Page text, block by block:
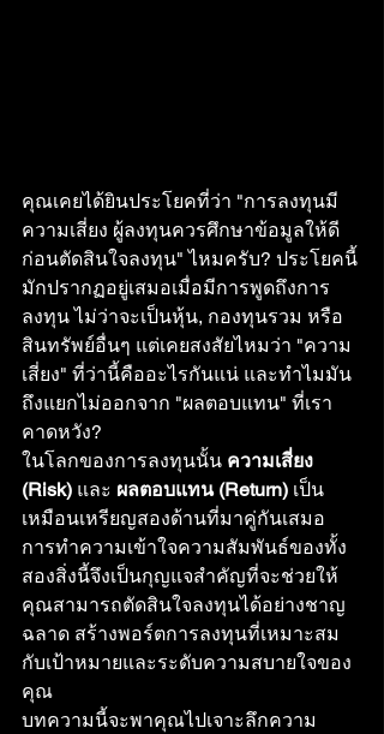
คุณเคยได้ยินประโยคที่ว่า "การลงทุนมี
ความเสี่ยง ผู้ลงทุนควรศึกษาข้อมูลให้ดี
ก่อนตัดสินใจลงทุน" ไหมครับ? ประโยคนี้
มักปรากฏอยู่เสมอเมื่อมีการพูดถึงการ
ลงทุน ไม่ว่าจะเป็นหุ้น, กองทุนรวม หรือ
สินทรัพย์อื่นๆ แต่เคยสงสัยไหมว่า "ความ
เสี่ยง" ที่ว่านี้คืออะไรกันแน่ และทำไมมัน
ถึงแยกไม่ออกจาก "ผลตอบแทน" ที่เรา
คาดหวัง?
ในโลกของการลงทุนนั้น ความเสี่ยง
(Risk) และ ผลตอบแทน (Return) เป็น
เหมือนเหรียญสองด้านที่มาคู่กันเสมอ
การทำความเข้าใจความสัมพันธ์ของทั้ง
สองสิ่งนี้จึงเป็นกุญแจสำคัญที่จะช่วยให้
คุณสามารถตัดสินใจลงทุนได้อย่างชาญ
ฉลาด สร้างพอร์ตการลงทุนที่เหมาะสม
กับเป้าหมายและระดับความสบายใจของ
คุณ
บทความนี้จะพาคุณไปเจาะลึกความ